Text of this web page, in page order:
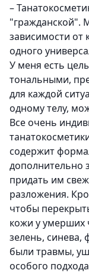
–
"гражданской".
зависимости от
одного
У меня есть
тональными,
для каждой
одному телу,
Все очень
содержит
дополнительно
придать им
разложения.
чтобы
кожи у умерших
зелень, синева,
были травмы,
особого